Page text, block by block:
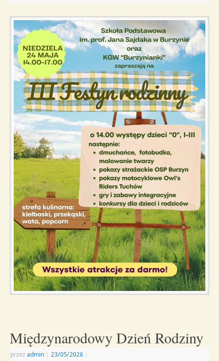
Międzynarodowy Dzień Rodziny
przezadmin | 23/05/2026 |